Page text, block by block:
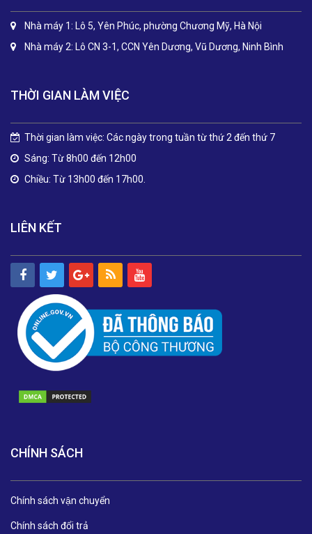
Nhà máy 1: Lô 5, Yên Phúc, phường Chương Mỹ, Hà Nội
Nhà máy 2: Lô CN 3-1, CCN Yên Dương, Vũ Dương, Ninh Bình
THỜI GIAN LÀM VIỆC
Thời gian làm việc: Các ngày trong tuần từ thứ 2 đến thứ 7
Sáng: Từ 8h00 đến 12h00
Chiều: Từ 13h00 đến 17h00.
LIÊN KẾT
CHÍNH SÁCH
Chính sách vận chuyển
Chính sách đổi trả